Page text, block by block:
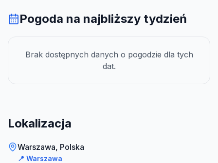
Pogoda na najbliższy tydzień
Brak dostępnych danych o pogodzie dla tych
dat.
Lokalizacja
Warszawa, Polska
📍 Warszawa